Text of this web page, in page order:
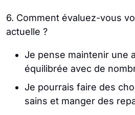
6. Comment évaluez-vous
actuelle ?
Je pense maintenir une
équilibrée avec de
Je pourrais faire des
sains et manger des